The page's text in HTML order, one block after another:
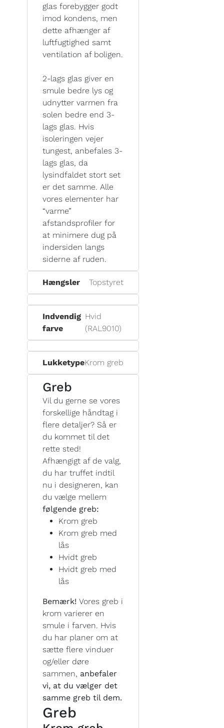
glas forebygger godt
imod kondens, men
dette afhænger af
luftfugtighed samt
ventilation af boligen.
2-lags glas giver en
smule bedre lys og
udnytter varmen fra
solen bedre end 3-
lags glas. Hvis
isoleringen vejer
tungest, anbefales 3-
lags glas, da
lysindfaldet stort set
er det samme. Alle
vores elementer har
“varme”
afstandsprofiler for
at minimere dug på
indersiden langs
siderne af ruden.
Hængsler Topstyret
Indvendig
farve
Hvid
(RAL9010)
LukketypeKrom greb
Greb
Vil du gerne se vores
forskellige håndtag i
flere detaljer? Så er
du kommet til det
rette sted!
Afhængigt af de valg,
du har truffet indtil
nu i designeren, kan
du vælge mellem
følgende greb:
Krom greb
Krom greb med
lås
Hvidt greb
Hvidt greb med
lås
Bemærk! Vores greb i
krom varierer en
smule i farven. Hvis
du har planer om at
sætte flere vinduer
og/eller døre
sammen, anbefaler
vi, at du vælger det
samme greb til dem.
Greb